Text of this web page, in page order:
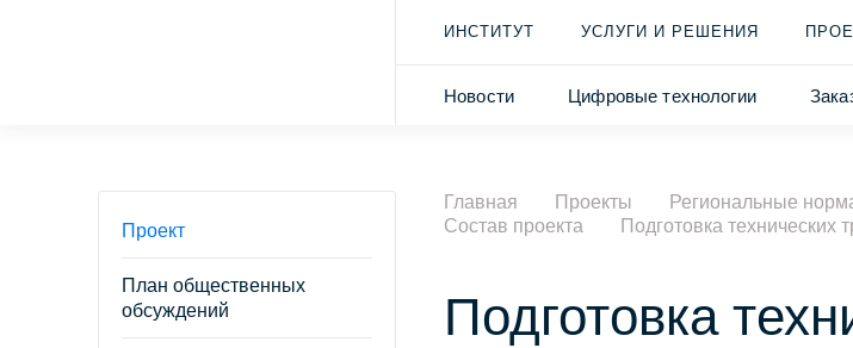
ИНСТИТУТ УСЛУГИ И РЕШЕНИЯ
Новости Цифровые технологии
Проект
План общественных
обсуждений
Главная Проекты
Региональные
Состав проекта
Подготовка технических
Подготовка